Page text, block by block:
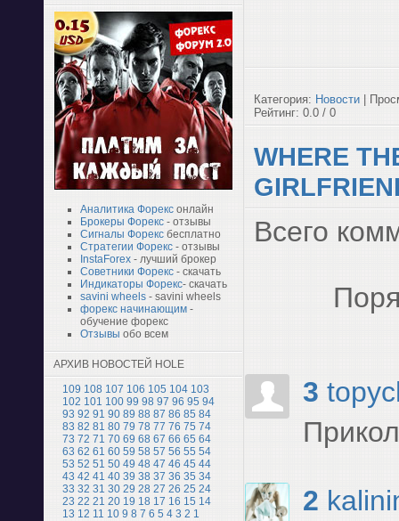
Аналитика Форекс онлайн
Брокеры Форекс - отзывы
Сигналы Форекс бесплатно
Стратегии Форекс - отзывы
InstaForex - лучший брокер
Советники Форекс - скачать
Индикаторы Форекс- скачать
savini wheels - savini wheels
форекс начинающим -
обучение форекс
Отзывы обо всем
АРХИВ НОВОСТЕЙ HOLE
109 108 107 106 105 104 103
102 101 100 99 98 97 96 95 94
93 92 91 90 89 88 87 86 85 84
83 82 81 80 79 78 77 76 75 74
73 72 71 70 69 68 67 66 65 64
63 62 61 60 59 58 57 56 55 54
53 52 51 50 49 48 47 46 45 44
43 42 41 40 39 38 37 36 35 34
33 32 31 30 29 28 27 26 25 24
23 22 21 20 19 18 17 16 15 14
13 12 11 10 9 8 7 6 5 4 3 2 1
Категория: Новости |
Рейтинг: 0.0 / 0
WHERE
Всего
3
2